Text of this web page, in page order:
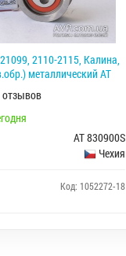
2110-2115, Калина,
металлический АТ
отзывов
AT 830900S
Чехия
Код: 1052272-18